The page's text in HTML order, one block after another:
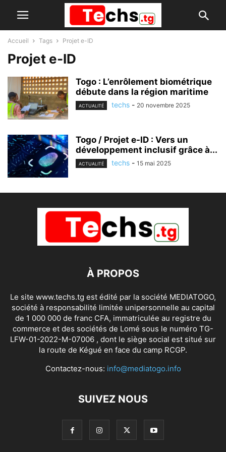
Accueil Tags Projet e-ID
Projet e-ID
Togo : L’enrôlement biométrique
débute dans la région maritime
ACTUALITÉ techs - 20 novembre 2025
Togo / Projet e-ID : Vers un
développement inclusif grâce à...
ACTUALITÉ techs - 15 mai 2025
À PROPOS
Le site www.techs.tg est édité par la société MEDIATOGO,
société à responsabilité limitée unipersonnelle au capital
de 1 000 000 de franc CFA, immatriculée au registre du
commerce et des sociétés de Lomé sous le numéro TG-
LFW-01-2022-M-07006 , dont le siège social est situé sur
la route de Kégué en face du camp RCGP.
Contactez-nous: info@mediatogo.info
SUIVEZ NOUS